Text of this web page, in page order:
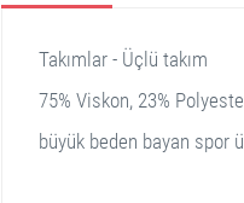
Takımlar - Üçlü takım
75% Viskon, 23%
büyük beden bayan spor